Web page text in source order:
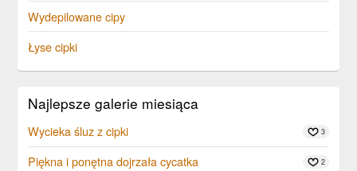
Wydepilowane cipy
Łyse cipki
Najlepsze galerie miesiąca
Wycieka śluz z cipki 3
Piękna i ponętna dojrzała cycatka 2